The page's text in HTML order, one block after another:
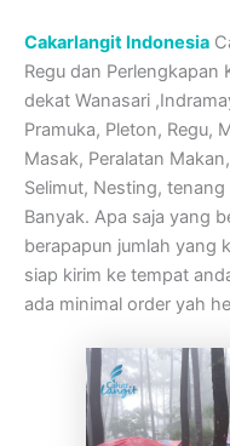
Cakarlangit Indonesia
Regu dan Perlengkapan
dekat Wanasari
Pramuka, Pleton, Regu,
Masak, Peralatan
Selimut, Nesting,
Banyak. Apa saja yang
berapapun jumlah yang
siap kirim ke tempat
ada minimal order yah